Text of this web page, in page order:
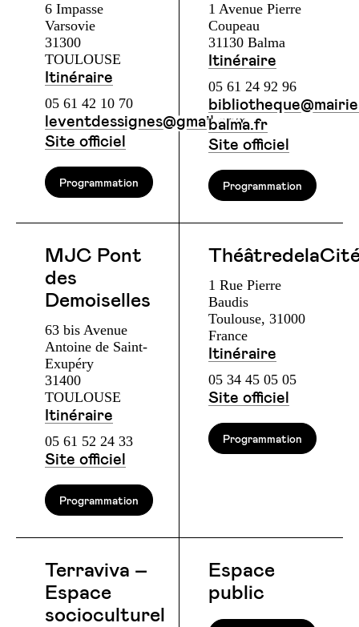
6 Impasse
Varsovie
31300
TOULOUSE
Itinéraire
05 61 42 10 70
leventdessignes@gmail.com
Site officiel
Programmation
1 Avenue Pierre
Coupeau
31130 Balma
Itinéraire
05 61 24 92 96
balma.fr
Site officiel
Programmation
MJC Pont
des
Demoiselles
63 bis Avenue
Antoine de Saint-
Exupéry
31400
TOULOUSE
Itinéraire
05 61 52 24 33
Site officiel
Programmation
1 Rue Pierre
Baudis
Toulouse, 31000
France
Itinéraire
05 34 45 05 05
Site officiel
Programmation
Terraviva –
Espace
socioculturel
Espace
public